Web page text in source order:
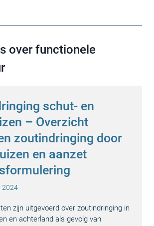
over functionele
schut- en
– Overzicht
zoutindringing door
en aanzet
2024
zijn uitgevoerd over zoutindringing in
en achterland als gevolg van